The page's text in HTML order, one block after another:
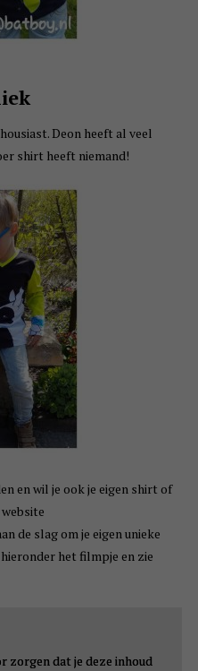
Deon heeft al veel
shirt heeft niemand!
en wil je ook je eigen shirt of
de slag om je eigen unieke
het filmpje en zie
zorgen dat je deze inhoud
zorgen dat je deze inhoud